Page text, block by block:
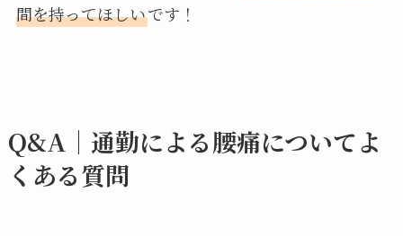
間を持ってほしいです！
Q&A｜通勤による腰痛についてよ
くある質問